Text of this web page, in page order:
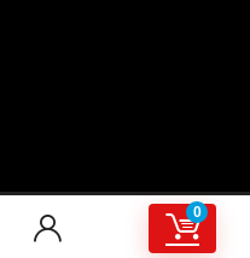
0
voorbehouden